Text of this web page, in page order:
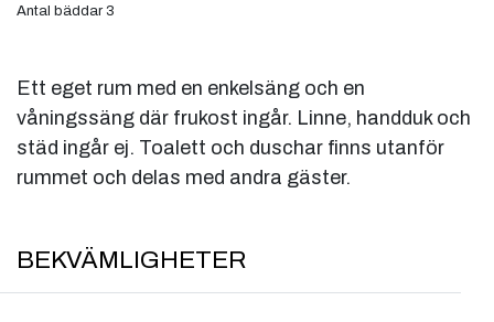
Antal bäddar 3
Ett eget rum med en enkelsäng och en
våningssäng där frukost ingår. Linne, handduk och
städ ingår ej. Toalett och duschar finns utanför
rummet och delas med andra gäster.
BEKVÄMLIGHETER